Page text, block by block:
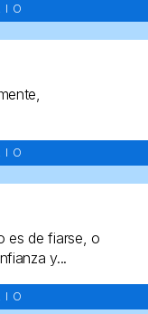
es de fiarse, o
y...